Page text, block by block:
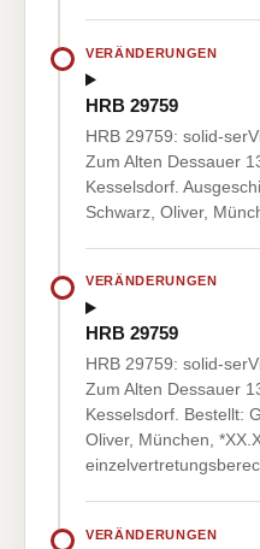
VERÄNDERUNGEN
HRB 29759
HRB 29759: solid-
Zum Alten Dessauer
Kesselsdorf.
Schwarz, Oliver,
VERÄNDERUNGEN
HRB 29759
HRB 29759: solid-
Zum Alten Dessauer
Kesselsdorf. Bestellt:
Oliver, München,
VERÄNDERUNGEN